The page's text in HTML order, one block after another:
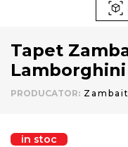
Tapet
Lamborghini
PRODUCATOR:
in stoc